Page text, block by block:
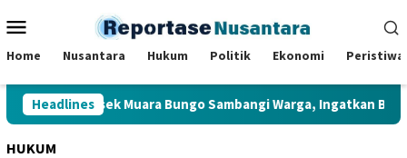
ke
Mobile
Home Nusantara Hukum Politik Ekonomi Peristiwa
Headlines
Polsek Muara Bungo Sambangi Warga, Ingatkan
HUKUM